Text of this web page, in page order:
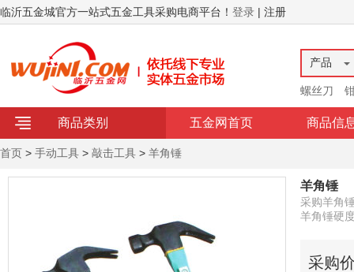
临沂五金城官方一站式五金工具采购电商平台！ 登录 | 注册
产品
螺丝刀
商品类别 五金网首页 商品信
首页 > 手动工具 > 敲击工具 > 羊角锤
羊角锤
采购羊角
羊角锤硬
采购